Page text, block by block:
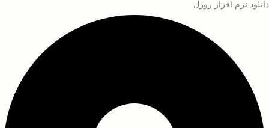
دانلود نرم افزار روژل